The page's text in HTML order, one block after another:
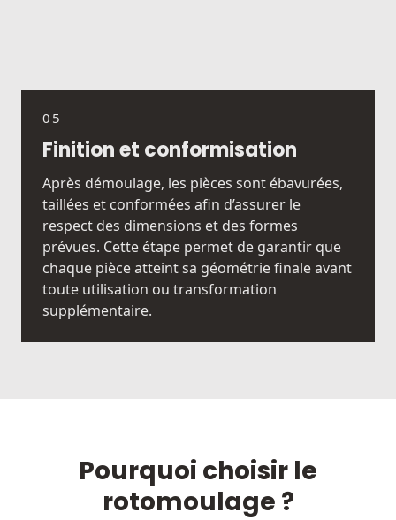
05
Finition et conformisation
Après démoulage, les pièces sont ébavurées,
taillées et conformées afin d’assurer le
respect des dimensions et des formes
prévues. Cette étape permet de garantir que
chaque pièce atteint sa géométrie finale avant
toute utilisation ou transformation
supplémentaire.
Pourquoi choisir le
rotomoulage ?